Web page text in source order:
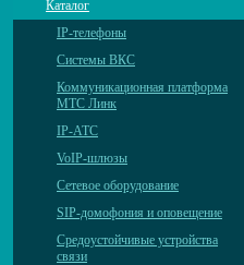
Каталог
IP-телефоны
Системы ВКС
Коммуникационная платформа
МТС Линк
IP-АТС
VoIP-шлюзы
Сетевое оборудование
SIP-домофония и оповещение
Средоустойчивые устройства
связи